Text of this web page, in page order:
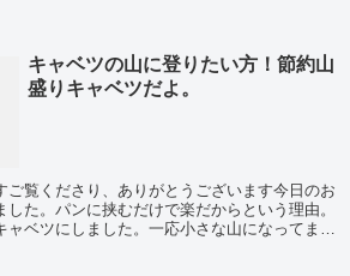
キャベツの山に登りたい方！節約山
盛りキャベツだよ。
ご覧くださり、ありがとうございます今日のお
た。パンに挟むだけで楽だからという理由。
ベツにしました。一応小さな山になってます